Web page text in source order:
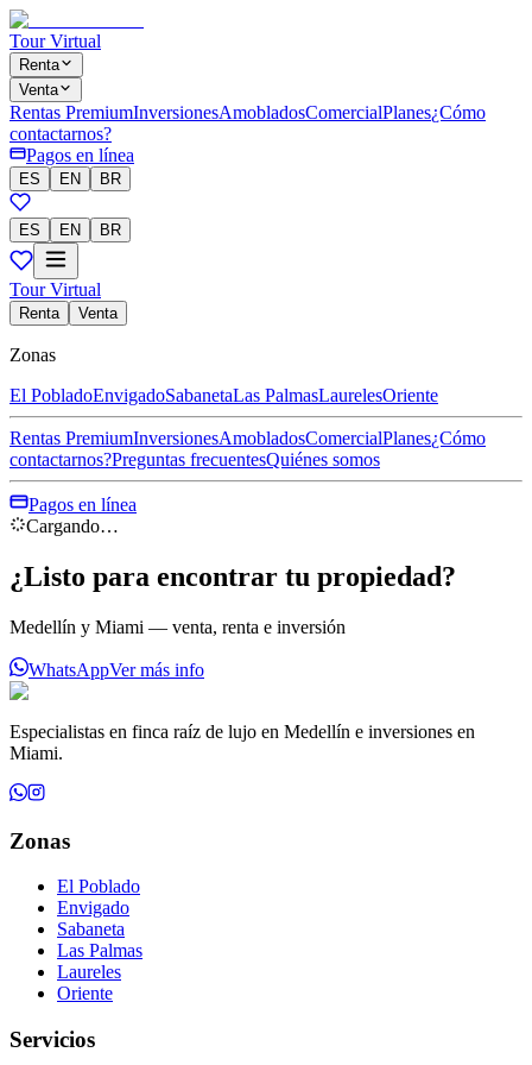
Tour Virtual
Renta
Venta
Rentas PremiumInversionesAmobladosComercialPlanes¿Cómo
contactarnos?
Pagos en línea
ES EN BR
ES EN BR
Tour Virtual
Renta Venta
Zonas
El PobladoEnvigadoSabanetaLas PalmasLaurelesOriente
Rentas PremiumInversionesAmobladosComercialPlanes¿Cómo
contactarnos?Preguntas frecuentesQuiénes somos
Pagos en línea
Cargando…
¿Listo para encontrar tu propiedad?
Medellín y Miami — venta, renta e inversión
WhatsAppVer más info
Especialistas en finca raíz de lujo en Medellín e inversiones en
Miami.
Zonas
El Poblado
Envigado
Sabaneta
Las Palmas
Laureles
Oriente
Servicios